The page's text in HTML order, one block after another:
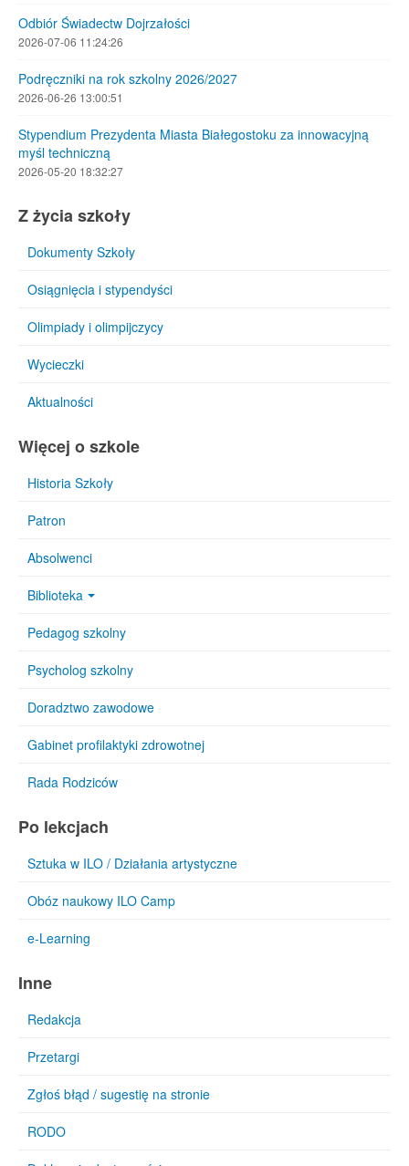
Odbiór Świadectw Dojrzałości
2026-07-06 11:24:26
Podręczniki na rok szkolny 2026/2027
2026-06-26 13:00:51
Stypendium Prezydenta Miasta Białegostoku za innowacyjną
myśl techniczną
2026-05-20 18:32:27
Z życia szkoły
Dokumenty Szkoły
Osiągnięcia i stypendyści
Olimpiady i olimpijczycy
Wycieczki
Aktualności
Więcej o szkole
Historia Szkoły
Patron
Absolwenci
Biblioteka
Pedagog szkolny
Psycholog szkolny
Doradztwo zawodowe
Gabinet profilaktyki zdrowotnej
Rada Rodziców
Po lekcjach
Sztuka w ILO / Działania artystyczne
Obóz naukowy ILO Camp
e-Learning
Inne
Redakcja
Przetargi
Zgłoś błąd / sugestię na stronie
RODO